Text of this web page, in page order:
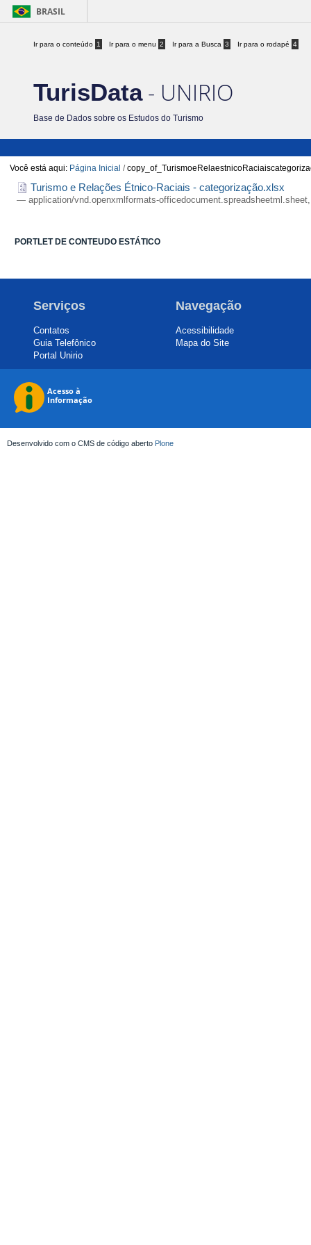
BRASIL
Ir para o conteúdo 1 Ir para o menu 2 Ir para a Busca 3 Ir para o rodapé 4
TurisData- UNIRIO
Base de Dados sobre os Estudos do Turismo
Você está aqui: Página Inicial /
Turismo e Relações Étnico-Raciais - categorização.xlsx
— application/vnd.openxmlformats-
PORTLET DE CONTEUDO ESTÁTICO
Serviços
Contatos
Guia Telefônico
Portal Unirio
Navegação
Acessibilidade
Mapa do Site
Desenvolvido com o CMS de código aberto Plone